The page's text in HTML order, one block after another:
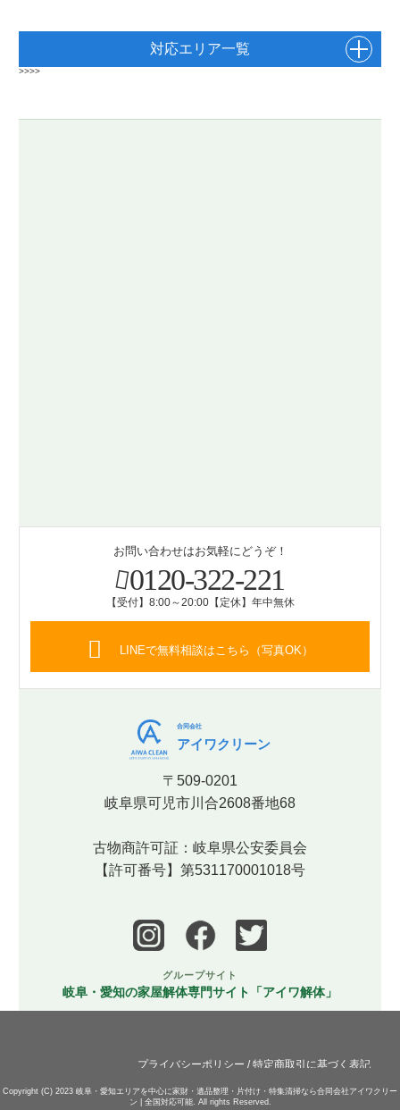
対応エリア一覧
>>>>
お問い合わせはお気軽にどうぞ！
0120-322-221
【受付】8:00～20:00【定休】年中無休
LINEで無料相談はこちら（写真OK）
合同会社
アイワクリーン
〒509-0201
岐阜県可児市川合2608番地68
古物商許可証：岐阜県公安委員会
【許可番号】第531170001018号
グループサイト
岐阜・愛知の家屋解体専門サイト「アイワ解体」
プライバシーポリシー /特定商取引に基づく表記
Copyright (C) 2023 岐阜・愛知エリアを中心に家財・遺品整理・片付け・特集清掃なら合同会社アイワクリー
ン | 全国対応可能. All rights Reserved.